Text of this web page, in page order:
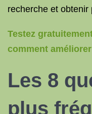
recherche et
Testez
comment
Les 8
plus